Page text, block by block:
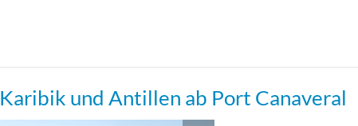
Karibik und Antillen ab Port Canaveral